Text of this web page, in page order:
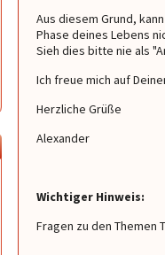
Aus diesem Grund,
Phase deines Lebens
Sieh dies bitte nie als
Ich freue mich auf
Herzliche Grüße
Alexander
Wichtiger Hinweis:
Fragen zu den Themen